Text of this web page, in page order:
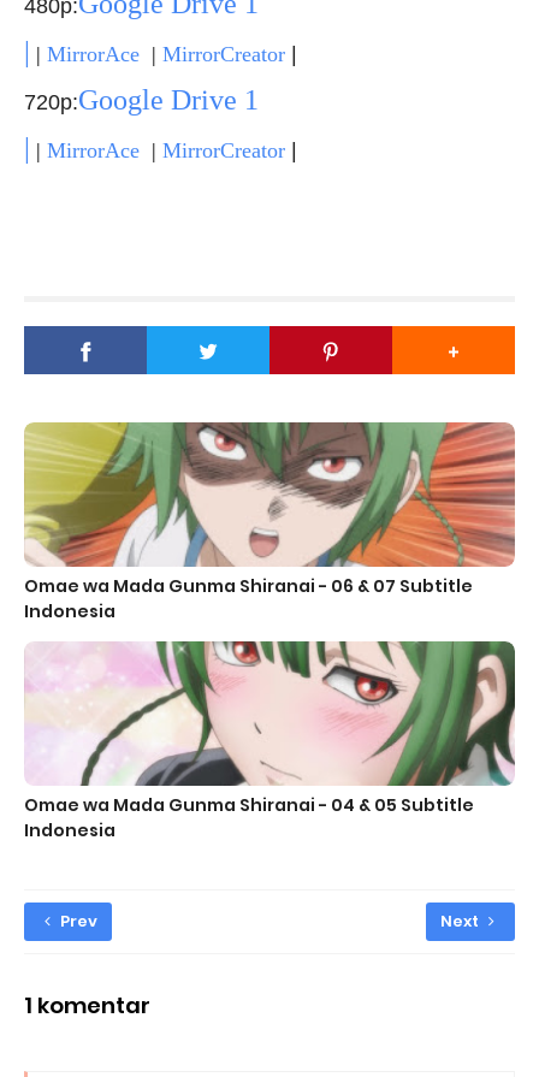
480p:
| | MirrorAce | MirrorCreator |
720p:Google Drive 1
| | MirrorAce | MirrorCreator |
Omae wa Mada Gunma Shiranai - 06 & 07 Subtitle
Indonesia
Omae wa Mada Gunma Shiranai - 04 & 05 Subtitle
Indonesia
Prev Next
1 komentar